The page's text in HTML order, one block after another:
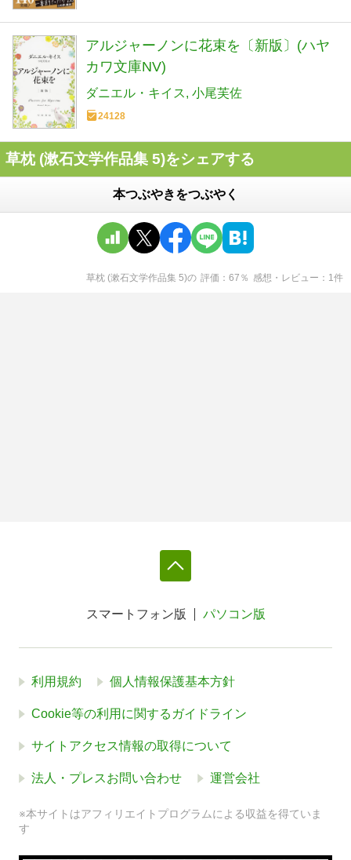
アルジャーノンに花束を〔新版〕(ハヤ
カワ文庫NV)
ダニエル・キイス 小尾芙佐
24128
草枕 (漱石文学作品集 5)をシェアする
本つぶやきをつぶやく
草枕 (漱石文学作品集 5)の 評価 67 ％ 感想・レビュー 1件
スマートフォン版 パソコン版
利用規約 個人情報保護基本方針
Cookie等の利用に関するガイドライン
サイトアクセス情報の取得について
法人・プレスお問い合わせ 運営会社
※本サイトはアフィリエイトプログラムによる収益を得ていま
す